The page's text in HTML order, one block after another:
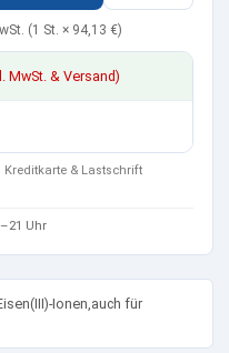
(1 St. × 94,13 €)
MwSt. & Versand)
& Lastschrift
Uhr
Ionen,auch für